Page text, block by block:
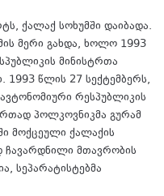
ქალაქ სოხუმში დაიბადა.
მერი გახდა, ხოლო 1993
მინისტრთა
1993 წლის 27 სექტემბერს,
რესპუბლიკის
პოლკოვნიკმა გურამ
მოქცეული ქალაქის
ჩავარდნილი მთავრობის
სეპარატისტებმა